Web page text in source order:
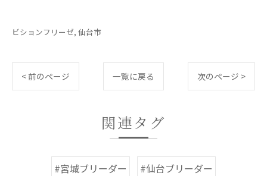
ビションフリーゼ 仙台市
< 前のページ 一覧に戻る 次のページ >
関連タグ
#宮城ブリーダー
#仙台ブリーダー